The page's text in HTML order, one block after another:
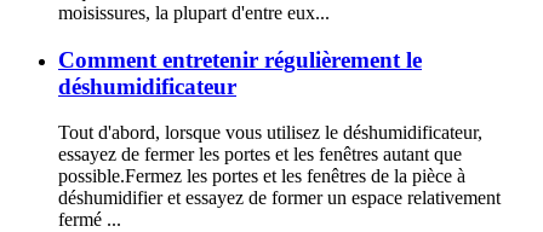
moisissures, la plupart d'entre eux...
Comment entretenir régulièrement le
déshumidificateur
Tout d'abord, lorsque vous utilisez le déshumidificateur,
essayez de fermer les portes et les fenêtres autant que
possible.Fermez les portes et les fenêtres de la pièce à
déshumidifier et essayez de former un espace relativement
fermé ...